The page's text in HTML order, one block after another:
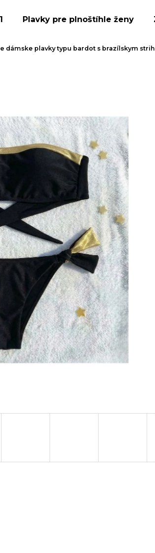
Plavky pre plnoštíhle ženy
dámske plavky typu bardot s brazílskym
Čo potrebujete
Odporúčame